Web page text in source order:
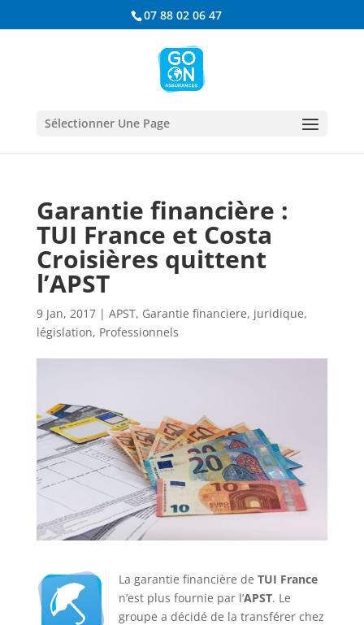
07 88 02 06 47
Sélectionner Une Page
Garantie financière :
TUI France et Costa
Croisières quittent
l’APST
9 Jan, 2017| APST, Garantie financiere, juridique,
législation, Professionnels
La garantie financière de TUI France
n’est plus fournie par l’APST. Le
groupe a décidé de la transférer chez